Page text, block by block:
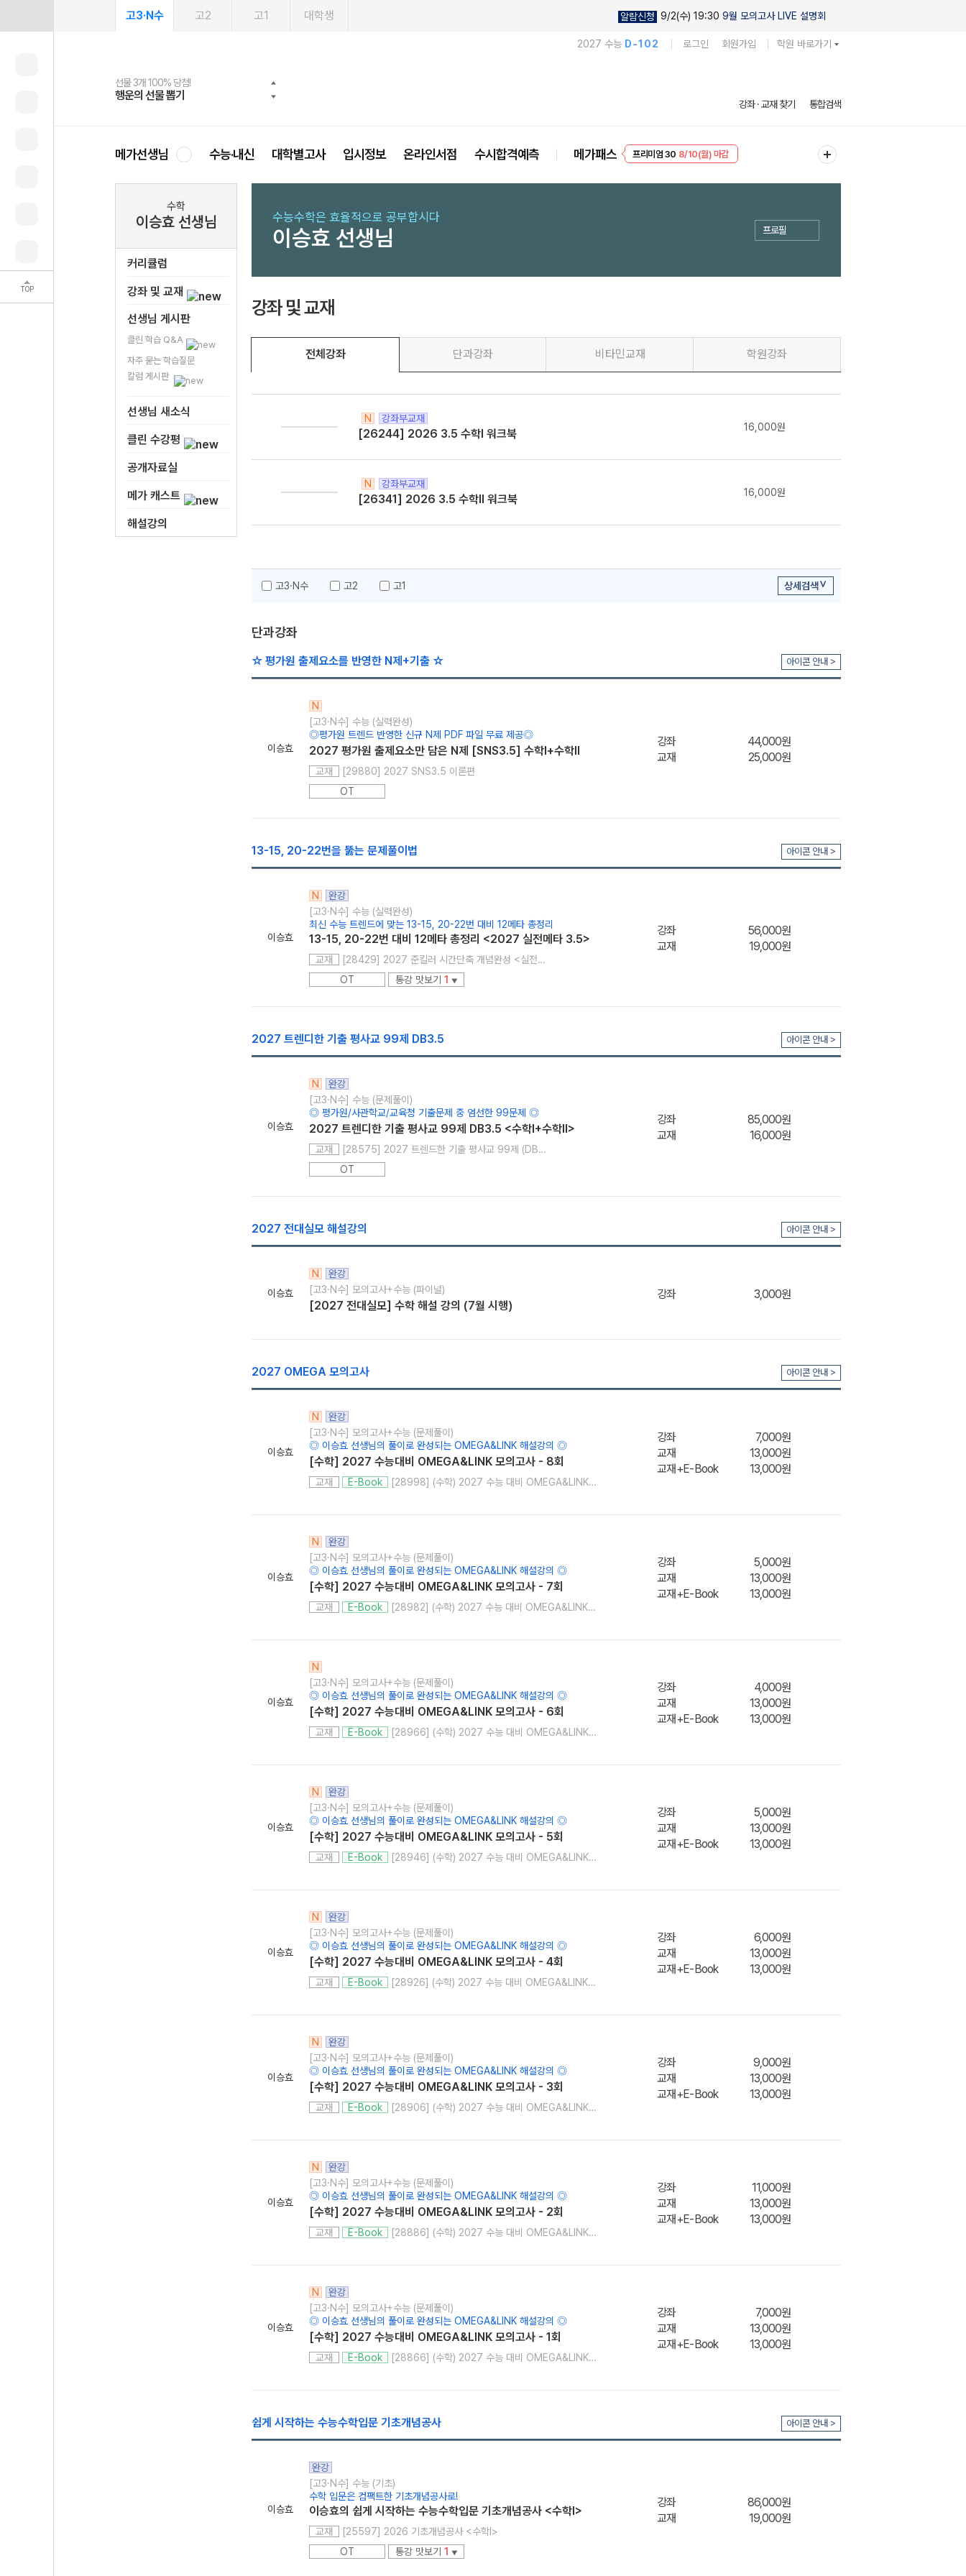
TOP
고3·N수 고2 고1 대학생 알람신청 9/2(수) 19:30 9월 모의고사 LIVE 설명회
2027 수능 D-102 로그인 회원가입 학원 바로가기
메가스터디
선물 3개 100% 당첨!
행운의 선물 뽑기
선물 100% 증정!
메가스터디 X 올리브
여름방학 스터디 캐시백
메가런 썸머스쿨
2027 러셀 단과
강사 공개선발
스마트러닝앱
설문 EVENT
메가패스
3일 무료 체험권
메가패스 수강생 무료혜택!
메가클럽 멤버십
사회공헌 캠페인
희망이룸 메가나눔
강좌 · 교재 찾기 통합검색
메가선생님 수능·내신 대학별고사 입시정보 온라인서점 수시합격예측 메가패스
EVENT 8/10(월) 마감
수학
이승효 선생님
커리큘럼
강좌 및 교재
선생님 게시판
클린 학습 Q&A
자주 묻는 학습질문
칼럼 게시판
선생님 새소식
클린 수강평
공개자료실
메가 캐스트
해설강의
수능수학은 효율적으로 공부합시다
이승효 선생님 프로필
강좌 및 교재
전체강좌 단과강좌 비타민교재 학원강좌
N 강좌부교재
[26244] 2026 3.5 수학I 워크북 16,000원
N 강좌부교재
[26341] 2026 3.5 수학II 워크북 16,000원
고3·N수 고2 고1 상세검색
단과강좌
☆ 평가원 출제요소를 반영한 N제+기출 ☆ 아이콘 안내 >
이승효
N
[고3·N수] 수능 (실력완성)
◎평가원 트렌드 반영한 신규 N제 PDF 파일 무료 제공◎
2027 평가원 출제요소만 담은 N제 [SNS3.5] 수학Ⅰ+수학Ⅱ
교재
[29880] 2027 SNS3.5 이론편
OT
강좌
44,000원
교재
25,000원
13-15, 20-22번을 뚫는 문제풀이법 아이콘 안내 >
이승효
N
완강
[고3·N수] 수능 (실력완성)
최신 수능 트렌드에 맞는 13-15, 20-22번 대비 12메타 총정리
13-15, 20-22번 대비 12메타 총정리 <2027 실전메타 3.5>
교재
[28429] 2027 준킬러 시간단축 개념완성 <실전메타3.5 수학1+수학2>
OT
통강 맛보기 1 ▼
강좌
56,000원
교재
19,000원
2027 트렌디한 기출 평사교 99제 DB3.5 아이콘 안내 >
이승효
N
완강
[고3·N수] 수능 (문제풀이)
◎ 평가원/사관학교/교육청 기출문제 중 엄선한 99문제 ◎
2027 트렌디한 기출 평사교 99제 DB3.5 <수학I+수학II>
교재
[28575] 2027 트렌드한 기출 평사교 99제 (DB3.5 수학I + 수학II)
OT
강좌
85,000원
교재
16,000원
2027 전대실모 해설강의 아이콘 안내 >
이승효
N
완강
[고3·N수] 모의고사+수능 (파이널)
[2027 전대실모] 수학 해설 강의 (7월 시행)
강좌 3,000원
2027 OMEGA 모의고사 아이콘 안내 >
이승효
N
완강
[고3·N수] 모의고사+수능 (문제풀이)
◎ 이승효 선생님의 풀이로 완성되는 OMEGA&LINK 해설강의 ◎
[수학] 2027 수능대비 OMEGA&LINK 모의고사 - 8회
교재 E-Book [28998] (수학) 2027 수능 대비 OMEGA&LINK 모의고사 8회
강좌
7,000원
교재
13,000원
교재+E-Book
13,000원
이승효
N
완강
[고3·N수] 모의고사+수능 (문제풀이)
◎ 이승효 선생님의 풀이로 완성되는 OMEGA&LINK 해설강의 ◎
[수학] 2027 수능대비 OMEGA&LINK 모의고사 - 7회
교재 E-Book [28982] (수학) 2027 수능 대비 OMEGA&LINK 모의고사 7회
강좌
5,000원
교재
13,000원
교재+E-Book
13,000원
이승효
N
[고3·N수] 모의고사+수능 (문제풀이)
◎ 이승효 선생님의 풀이로 완성되는 OMEGA&LINK 해설강의 ◎
[수학] 2027 수능대비 OMEGA&LINK 모의고사 - 6회
교재 E-Book [28966] (수학) 2027 수능 대비 OMEGA&LINK 모의고사 6회
강좌
4,000원
교재
13,000원
교재+E-Book
13,000원
이승효
N
완강
[고3·N수] 모의고사+수능 (문제풀이)
◎ 이승효 선생님의 풀이로 완성되는 OMEGA&LINK 해설강의 ◎
[수학] 2027 수능대비 OMEGA&LINK 모의고사 - 5회
교재 E-Book [28946] (수학) 2027 수능 대비 OMEGA&LINK 모의고사 5회
강좌
5,000원
교재
13,000원
교재+E-Book
13,000원
이승효
N
완강
[고3·N수] 모의고사+수능 (문제풀이)
◎ 이승효 선생님의 풀이로 완성되는 OMEGA&LINK 해설강의 ◎
[수학] 2027 수능대비 OMEGA&LINK 모의고사 - 4회
교재 E-Book [28926] (수학) 2027 수능 대비 OMEGA&LINK 모의고사 4회
강좌
6,000원
교재
13,000원
교재+E-Book
13,000원
이승효
N
완강
[고3·N수] 모의고사+수능 (문제풀이)
◎ 이승효 선생님의 풀이로 완성되는 OMEGA&LINK 해설강의 ◎
[수학] 2027 수능대비 OMEGA&LINK 모의고사 - 3회
교재 E-Book [28906] (수학) 2027 수능 대비 OMEGA&LINK 모의고사 3회
강좌
9,000원
교재
13,000원
교재+E-Book
13,000원
장바구
이승효
N
완강
[고3·N수] 모의고사+수능 (문제풀이)
◎ 이승효 선생님의 풀이로 완성되는 OMEGA&LINK 해설강의 ◎
[수학] 2027 수능대비 OMEGA&LINK 모의고사 - 2회
교재 E-Book [28886] (수학) 2027 수능 대비 OMEGA&LINK 모의고사 2회
강좌
11,000원
교재
13,000원
교재+E-Book
13,000원
이승효
N
완강
[고3·N수] 모의고사+수능 (문제풀이)
◎ 이승효 선생님의 풀이로 완성되는 OMEGA&LINK 해설강의 ◎
[수학] 2027 수능대비 OMEGA&LINK 모의고사 - 1회
교재 E-Book [28866] (수학) 2027 수능 대비 OMEGA&LINK 모의고사 1회
강좌
7,000원
교재
13,000원
교재+E-Book
13,000원
쉽게 시작하는 수능수학입문 기초개념공사 아이콘 안내 >
이승효
완강
[고3·N수] 수능 (기초)
수학 입문은 컴팩트한 기초개념공사로!
이승효의 쉽게 시작하는 수능수학입문 기초개념공사 <수학I>
교재
[25597] 2026 기초개념공사 <수학l>
OT
통강 맛보기 1 ▼
강좌
86,000원
교재
19,000원